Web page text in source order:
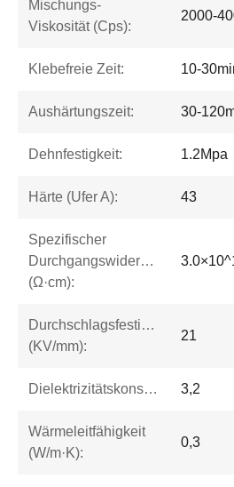
Mischungs-
Viskosität (Cps):
2000-
Klebefreie Zeit: 10-
Aushärtungszeit: 30-
Dehnfestigkeit: 1.2Mpa
Härte (Ufer A): 43
Spezifischer
Durchgangswiderstand
(Ω·cm):
Durchschlagsfestigkeit
(KV/mm):
21
Dielektrizitätskonstante: 3,2
Wärmeleitfähigkeit
(W/m·K):
0,3